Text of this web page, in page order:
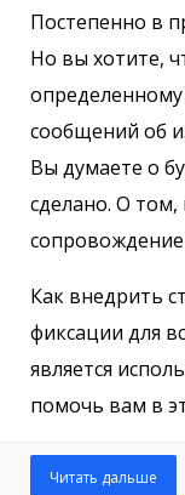
Постепенно в
Но вы хотите,
сообщений об
Вы думаете о
сделано. О том,
сопровождение
Как внедрить
фиксации для
является
помочь вам в
Читать дальше